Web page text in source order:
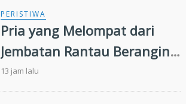
PERISTIWA
Pria yang Melompat dari
Jembatan Rantau Berangin
Belum Ditemukan,
Pencarian Diperluas 13
13 jam lalu